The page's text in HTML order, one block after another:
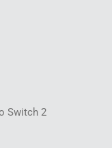
Switch 2